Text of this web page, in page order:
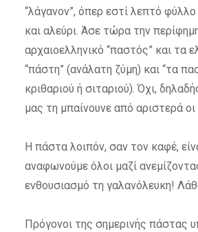
“λάγανον”, όπερ εστί λεπτό
και αλεύρι. Άσε τώρα την
αρχαιοελληνικό “παστός” και τα
“πάστη” (ανάλατη ζύμη) και “τα
κριθαριού ή σιταριού). Όχι,
μας τη μπαίνουνε από αριστερά οι
Η πάστα λοιπόν, σαν τον καφέ,
αναφωνούμε όλοι μαζί
ενθουσιασμό τη γαλανόλευκη!
Πρόγονοι της σημερινής πάστας